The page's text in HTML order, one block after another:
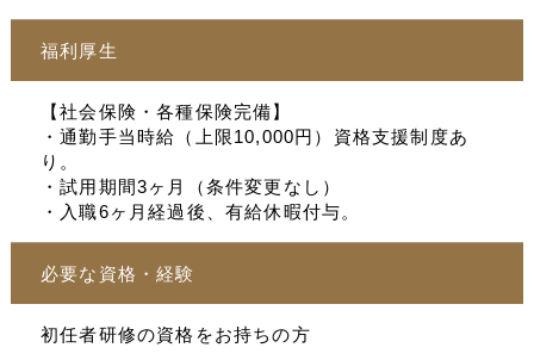
福利厚生
【社会保険・各種保険完備】
・通勤手当時給（上限10,000円）資格支援制度あ
り。
・試用期間3ヶ月（条件変更なし）
・入職6ヶ月経過後、有給休暇付与。
必要な資格・経験
初任者研修の資格をお持ちの方